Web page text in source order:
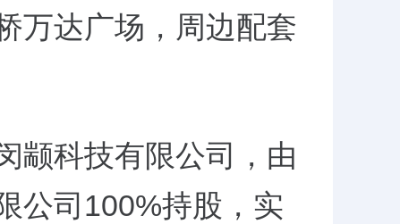
万达广场，周边配套
颛科技有限公司，由
公司100%持股，实